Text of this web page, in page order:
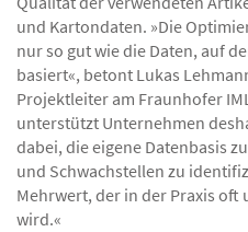
und Kartondaten. »Die
nur so gut wie die Daten, auf
basiert«, betont Lukas
Projektleiter am Fraunhofer
unterstützt Unternehmen
dabei, die eigene Datenbasis
und Schwachstellen zu
Mehrwert, der in der Praxis oft
wird.«